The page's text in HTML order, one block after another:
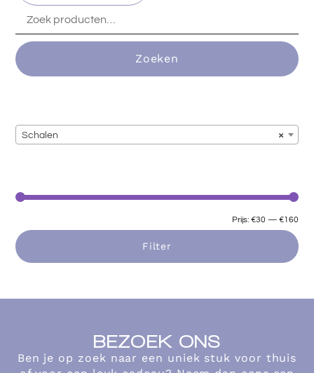
Zoeken
×
Schalen
Filter
Prijs: €30 — €160
BEZOEK ONS
Ben je op zoek naar een uniek stuk voor thuis